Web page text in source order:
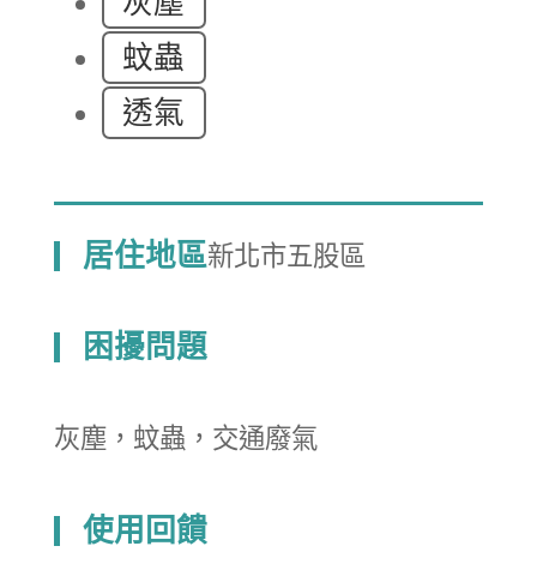
蚊蟲
透氣
居住地區新北市五股區
困擾問題
灰塵，蚊蟲，交通廢氣
使用回饋